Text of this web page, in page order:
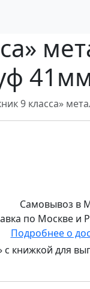
9 класса»
Самовывоз в
по Москве и
Подробнее о
книжкой для